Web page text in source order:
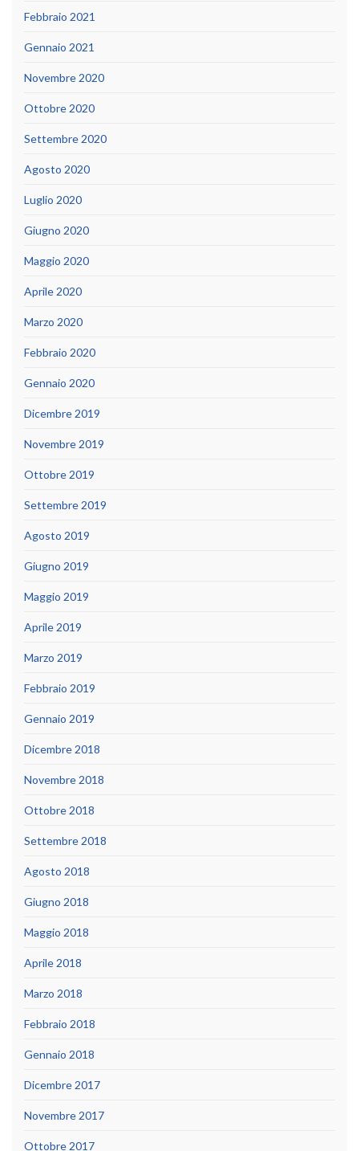
Febbraio 2021
Gennaio 2021
Novembre 2020
Ottobre 2020
Settembre 2020
Agosto 2020
Luglio 2020
Giugno 2020
Maggio 2020
Aprile 2020
Marzo 2020
Febbraio 2020
Gennaio 2020
Dicembre 2019
Novembre 2019
Ottobre 2019
Settembre 2019
Agosto 2019
Giugno 2019
Maggio 2019
Aprile 2019
Marzo 2019
Febbraio 2019
Gennaio 2019
Dicembre 2018
Novembre 2018
Ottobre 2018
Settembre 2018
Agosto 2018
Giugno 2018
Maggio 2018
Aprile 2018
Marzo 2018
Febbraio 2018
Gennaio 2018
Dicembre 2017
Novembre 2017
Ottobre 2017